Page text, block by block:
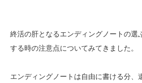
終活の肝となるエンディングノートの選
する時の注意点についてみてきました。
エンディングノートは自由に書ける分、